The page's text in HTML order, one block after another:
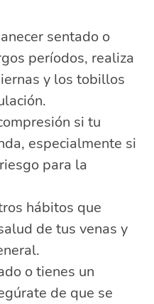
sentado o
períodos, realiza
y los tobillos
si tu
especialmente si
para la
hábitos que
de tus venas y
o tienes un
de que se